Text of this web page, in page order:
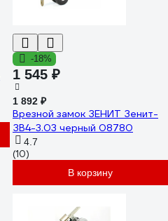
-18%
1 545 ₽
1 892 ₽
Врезной замок ЗЕНИТ Зенит-
ЗВ4-3.03 черный 08780
4.7
(10)
В корзину